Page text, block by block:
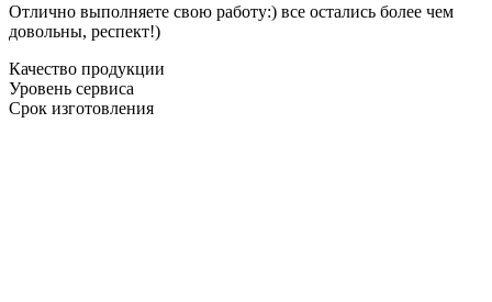
Отлично выполняете свою работу:) все остались более чем
довольны, респект!)
Качество продукции
Уровень сервиса
Срок изготовления